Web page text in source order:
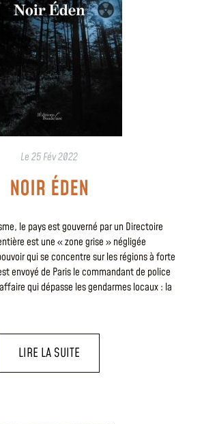
Le25 Fév 2022
NOIR ÉDEN
le pays est gouverné par un Directoire
est une « zone grise » négligée
qui se concentre sur les régions à forte
envoyé de Paris le commandant de police
qui dépasse les gendarmes locaux : la
LIRE LA SUITE